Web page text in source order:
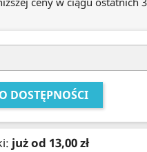
DOSTĘPNOŚCI
już od 13,00 zł